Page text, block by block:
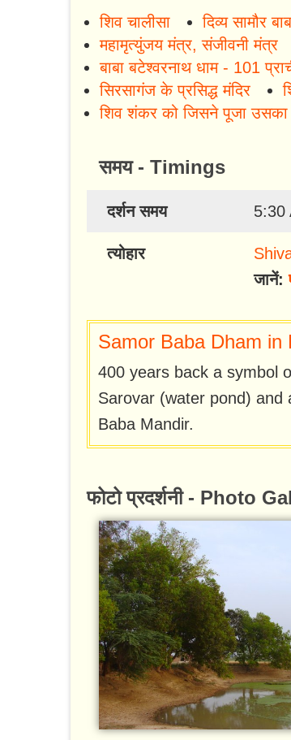
शिव चालीसा दिव्य सामौर
महामृत्युंजय मंत्र, संजीवनी मंत्र
बाबा बटेश्वरनाथ धाम - 101
सिरसागंज के प्रसिद्ध मंदिर
शिव शंकर को जिसने पूजा उसका
समय - Timings
दर्शन समय 5:30
त्योहार
जानें:
Samor Baba Dham in
400 years back a symbol
Sarovar (water pond) and
Baba Mandir.
फोटो प्रदर्शनी - Photo